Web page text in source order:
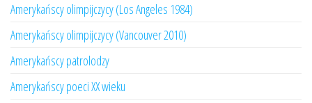
Amerykańscy olimpijczycy (Los Angeles 1984)
Amerykańscy olimpijczycy (Vancouver 2010)
Amerykańscy patrolodzy
Amerykańscy poeci XX wieku